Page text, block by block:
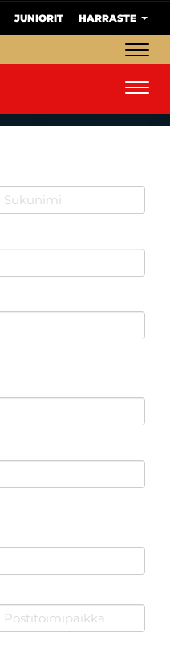
JUNIORIT HARRASTE